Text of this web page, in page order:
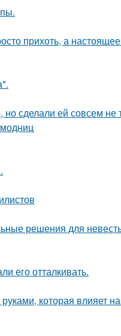
прихоть, а
сделали ей совсем не
решения для
его отталкивать.
которая влияет